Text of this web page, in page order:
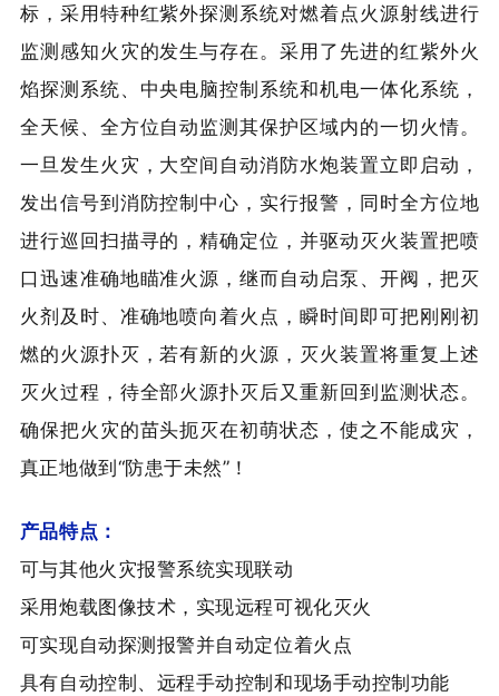
标，采用特种红紫外探测系统对燃着点火源射线进行
监测感知火灾的发生与存在。采用了先进的红紫外火
焰探测系统、中央电脑控制系统和机电一体化系统，
全天候、全方位自动监测其保护区域内的一切火情。
一旦发生火灾，大空间自动消防水炮装置立即启动，
发出信号到消防控制中心，实行报警，同时全方位地
进行巡回扫描寻的，精确定位，并驱动灭火装置把喷
口迅速准确地瞄准火源，继而自动启泵、开阀，把灭
火剂及时、准确地喷向着火点，瞬时间即可把刚刚初
燃的火源扑灭，若有新的火源，灭火装置将重复上述
灭火过程，待全部火源扑灭后又重新回到监测状态。
确保把火灾的苗头扼灭在初萌状态，使之不能成灾，
真正地做到“防患于未然”！
产品特点：
可与其他火灾报警系统实现联动
采用炮载图像技术，实现远程可视化灭火
可实现自动探测报警并自动定位着火点
具有自动控制、远程手动控制和现场手动控制功能